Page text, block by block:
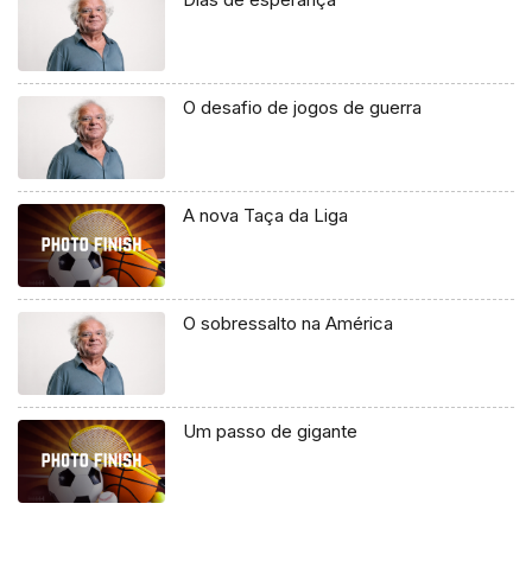
O desafio de jogos de guerra
A nova Taça da Liga
O sobressalto na América
Um passo de gigante